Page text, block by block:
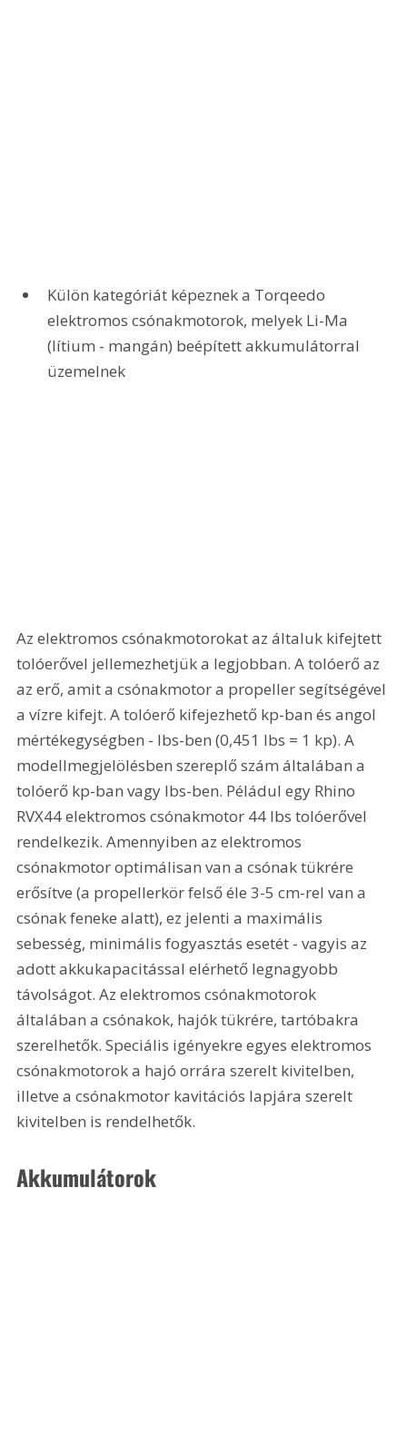
Külön kategóriát képeznek a Torqeedo
elektromos csónakmotorok, melyek Li-Ma
(lítium - mangán) beépített akkumulátorral
üzemelnek
Az elektromos csónakmotorokat az általuk kifejtett
tolóerővel jellemezhetjük a legjobban. A tolóerő az
az erő, amit a csónakmotor a propeller segítségével
a vízre kifejt. A tolóerő kifejezhető kp-ban és angol
mértékegységben - lbs-ben (0,451 lbs = 1 kp). A
modellmegjelölésben szereplő szám általában a
tolóerő kp-ban vagy lbs-ben. Péládul egy Rhino
RVX44 elektromos csónakmotor 44 lbs tolóerővel
rendelkezik. Amennyiben az elektromos
csónakmotor optimálisan van a csónak tükrére
erősítve (a propellerkör felső éle 3-5 cm-rel van a
csónak feneke alatt), ez jelenti a maximális
sebesség, minimális fogyasztás esetét - vagyis az
adott akkukapacitással elérhető legnagyobb
távolságot. Az elektromos csónakmotorok
általában a csónakok, hajók tükrére, tartóbakra
szerelhetők. Speciális igényekre egyes elektromos
csónakmotorok a hajó orrára szerelt kivitelben,
illetve a csónakmotor kavitációs lapjára szerelt
kivitelben is rendelhetők.
Akkumulátorok